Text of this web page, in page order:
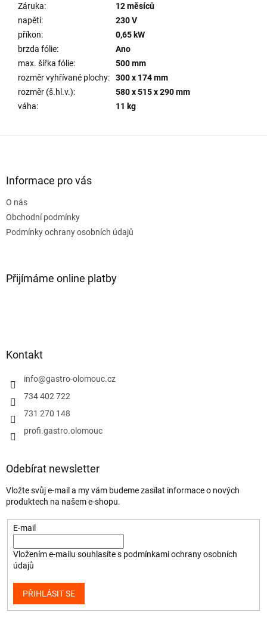
Záruka:
12 měsíců
napětí:
230 V
příkon:
0,65 kW
brzda fólie:
Ano
max. šířka fólie:
500 mm
rozměr vyhřívané plochy:
300 x 174 mm
rozměr (š.hl.v.):
580 x 515 x 290 mm
váha: 11 kg
Informace pro vás
O nás
Obchodní podmínky
Podmínky ochrany osobních údajů
Přijímáme online platby
Kontakt
info@gastro-olomouc.cz
734 402 722
731 270 148
profi.gastro.olomouc
Odebírat newsletter
Vložte svůj e-mail a my vám budeme zasílat informace o nových
produktech na našem e-shopu.
E-mail
Vložením e-mailu souhlasíte s podmínkami ochrany osobních
údajů
PŘIHLÁSIT SE